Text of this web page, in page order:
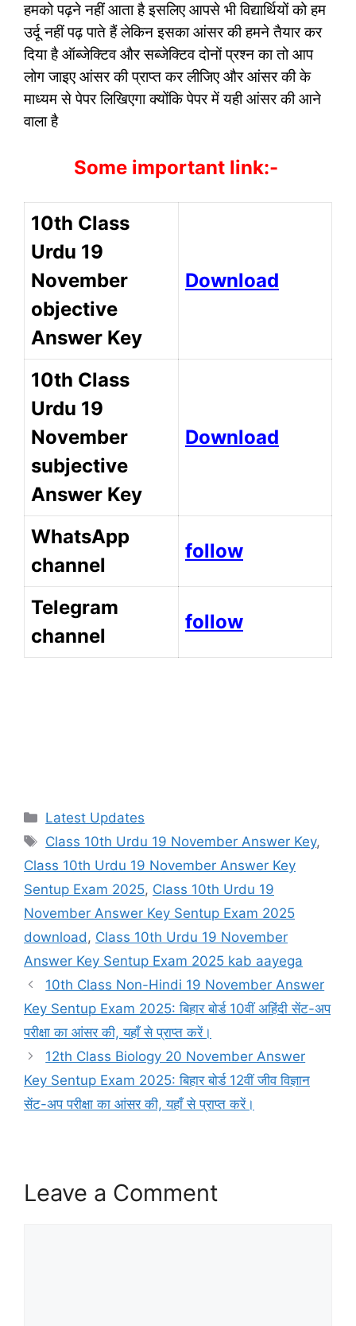
हमको पढ़ने नहीं आता है इसलिए आपसे भी विद्यार्थियों को हम
उर्दू नहीं पढ़ पाते हैं लेकिन इसका आंसर की हमने तैयार कर
दिया है ऑब्जेक्टिव और सब्जेक्टिव दोनों प्रश्न का तो आप
लोग जाइए आंसर की प्राप्त कर लीजिए और आंसर की के
माध्यम से पेपर लिखिएगा क्योंकि पेपर में यही आंसर की आने
वाला है
Some important link:-
10th Class
Urdu 19
November
objective
Answer Key
Download
10th Class
Urdu 19
November
subjective
Answer Key
Download
WhatsApp
channel
follow
Telegram
channel
follow
Categories
Latest Updates
Tags
Class 10th Urdu 19 November Answer Key,
Class 10th Urdu 19 November Answer Key
Sentup Exam 2025, Class 10th Urdu 19
November Answer Key Sentup Exam 2025
download , Class 10th Urdu 19 November
Answer Key Sentup Exam 2025 kab aayega
10th Class Non-Hindi 19 November Answer
Key Sentup Exam 2025: बिहार बोर्ड 10वीं अहिंदी सेंट-अप
परीक्षा का आंसर की, यहाँ से प्राप्त करें।
12th Class Biology 20 November Answer
Key Sentup Exam 2025: बिहार बोर्ड 12वीं जीव विज्ञान
सेंट-अप परीक्षा का आंसर की, यहाँ से प्राप्त करें।
Leave a Comment